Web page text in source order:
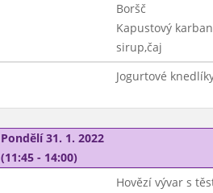
Boršč
Kapustový
sirup,čaj
Jogurtové
Pondělí 31. 1. 2022
(11:45 - 14:00)
Hovězí vývar s